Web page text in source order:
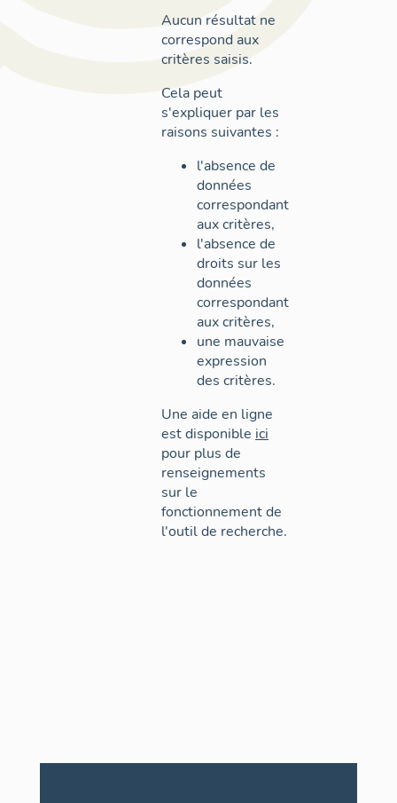
Aucun résultat ne
correspond aux
critères saisis.
Cela peut
s'expliquer par les
raisons suivantes :
l'absence de
données
correspondant
aux critères,
l'absence de
droits sur les
données
correspondant
aux critères,
une mauvaise
expression
des critères.
Une aide en ligne
est disponible ici
pour plus de
renseignements
sur le
fonctionnement de
l'outil de recherche.